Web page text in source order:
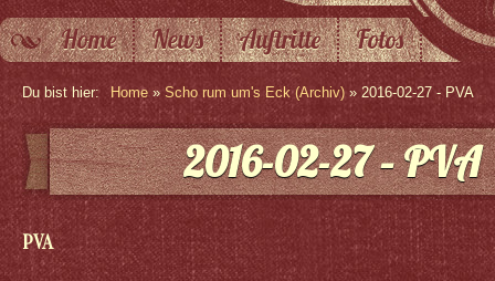
Home News Auftritte Fotos
Du bist hier: Home » Scho rum um's Eck (Archiv) » 2016-02-27 - PVA
2016-02-27 – PVA
PVA